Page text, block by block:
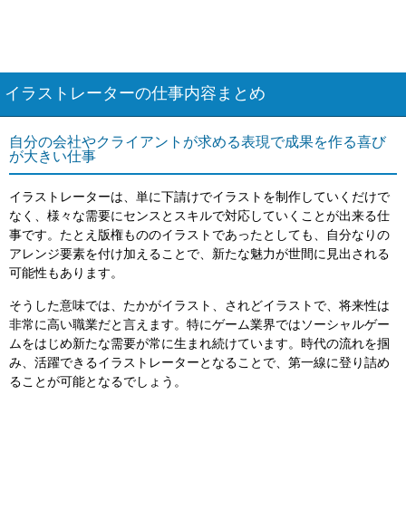
イラストレーターの仕事内容まとめ
自分の会社やクライアントが求める表現で成果を作る喜び
が大きい仕事
イラストレーターは、単に下請けでイラストを制作していくだけで
なく、様々な需要にセンスとスキルで対応していくことが出来る仕
事です。たとえ版権もののイラストであったとしても、自分なりの
アレンジ要素を付け加えることで、新たな魅力が世間に見出される
可能性もあります。
そうした意味では、たかがイラスト、されどイラストで、将来性は
非常に高い職業だと言えます。特にゲーム業界ではソーシャルゲー
ムをはじめ新たな需要が常に生まれ続けています。時代の流れを掴
み、活躍できるイラストレーターとなることで、第一線に登り詰め
ることが可能となるでしょう。